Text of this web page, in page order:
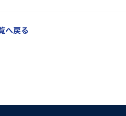
へ戻る